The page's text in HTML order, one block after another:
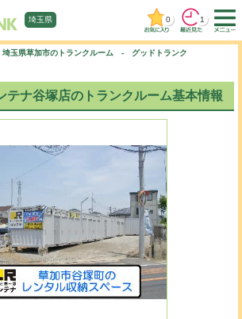
埼玉県 0 1
埼玉県草加市のトランクルーム - グッドトランク
テナ谷塚店のトランクルーム基本情報